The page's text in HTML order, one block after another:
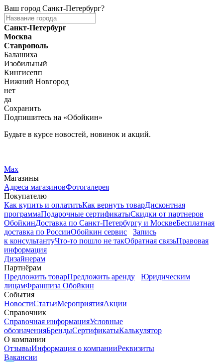
Ваш город Санкт-Петербург?
Санкт-Петербург
Москва
Ставрополь
Балашиха
Изобильный
Кингисепп
Нижний Новгород
нет
да
Сохранить
Подпишитесь на «Обойкин»
Будьте в курсе новостей, новинок и акций.
Max
Магазины
Адреса магазиновФотогалерея
Покупателю
Как купить и оплатитьКак вернуть товарДисконтная
программаПодарочные сертификатыСкидки от партнеров
ОбойкинДоставка по Санкт-Петербургу и МосквеБесплатная
доставка по РоссииОбойкин сервис
Запись
к консультантуЧто-то пошло не такОбратная связьПравовая
информация
Дизайнерам
Партнёрам
Предложить товарПредложить аренду
Юридическим
лицамФраншиза Обойкин
События
НовостиСтатьиМероприятияАкции
Справочник
Справочная информацияУсловные
обозначенияБрендыСертификатыКалькулятор
О компании
ОтзывыИнформация о компанииРеквизиты
Вакансии